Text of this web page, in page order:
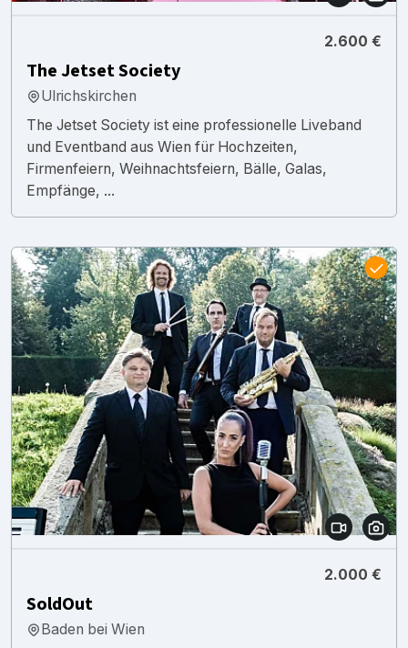
2.600 €
The Jetset Society
Ulrichskirchen
The Jetset Society ist eine professionelle Liveband
und Eventband aus Wien für Hochzeiten,
Firmenfeiern, Weihnachtsfeiern, Bälle, Galas,
Empfänge, ...
2.000 €
SoldOut
Baden bei Wien